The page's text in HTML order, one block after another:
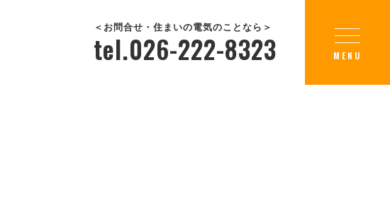
＜お問合せ・住まいの電気のことなら＞
tel.026-222-8323